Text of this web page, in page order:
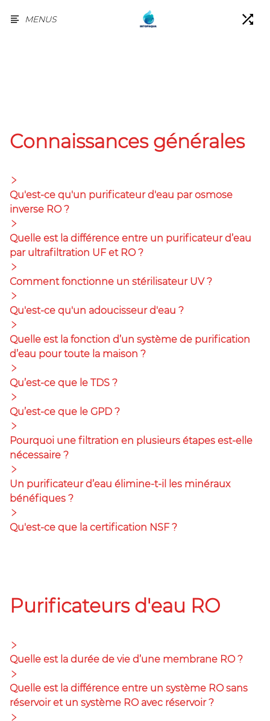
MENUS
Connaissances générales
Qu'est-ce qu'un purificateur d'eau par osmose
inverse RO ?
Quelle est la différence entre un purificateur d’eau
par ultrafiltration UF et RO ?
Comment fonctionne un stérilisateur UV ?
Qu'est-ce qu'un adoucisseur d'eau ?
Quelle est la fonction d’un système de purification
d’eau pour toute la maison ?
Qu’est-ce que le TDS ?
Qu’est-ce que le GPD ?
Pourquoi une filtration en plusieurs étapes est-elle
nécessaire ?
Un purificateur d’eau élimine-t-il les minéraux
bénéfiques ?
Qu'est-ce que la certification NSF ?
Purificateurs d'eau RO
Quelle est la durée de vie d’une membrane RO ?
Quelle est la différence entre un système RO sans
réservoir et un système RO avec réservoir ?